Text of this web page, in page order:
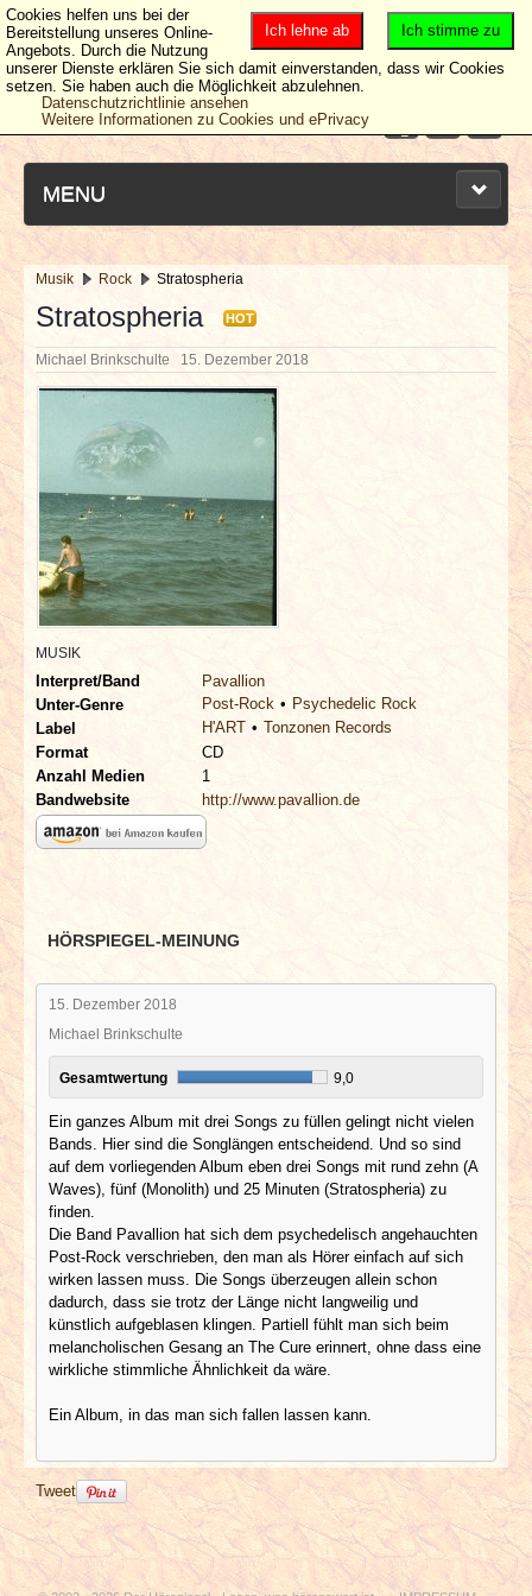
MENU
NEUESTE ARTIKEL
NEWS & DATES
BERICHTE
VERLOSUNGEN
INTERVIEWS
SPECIALS
REDAKTION
LINKS
ARCHIV
Musik Rock Stratospheria
Stratospheria HOT
Michael Brinkschulte 15. Dezember 2018
MUSIK
Interpret/Band
Pavallion
Unter-Genre
Post-Rock
Psychedelic Rock
Label
H'ART
Tonzonen Records
Format
CD
Anzahl Medien
1
Bandwebsite
http://www.pavallion.de
HÖRSPIEGEL-MEINUNG
15. Dezember 2018
Michael Brinkschulte
Gesamtwertung 9,0
Ein ganzes Album mit drei Songs zu füllen gelingt nicht vielen
Bands. Hier sind die Songlängen entscheidend. Und so sind
auf dem vorliegenden Album eben drei Songs mit rund zehn (A
Waves), fünf (Monolith) und 25 Minuten (Stratospheria) zu
finden.
Die Band Pavallion hat sich dem psychedelisch angehauchten
Post-Rock verschrieben, den man als Hörer einfach auf sich
wirken lassen muss. Die Songs überzeugen allein schon
dadurch, dass sie trotz der Länge nicht langweilig und
künstlich aufgeblasen klingen. Partiell fühlt man sich beim
melancholischen Gesang an The Cure erinnert, ohne dass eine
wirkliche stimmliche Ähnlichkeit da wäre.
Ein Album, in das man sich fallen lassen kann.
Tweet
Ich stimme zu
Ich lehne ab
Cookies helfen uns bei der
Bereitstellung unseres Online-
Angebots. Durch die Nutzung
unserer Dienste erklären Sie sich damit einverstanden, dass wir Cookies
setzen. Sie haben auch die Möglichkeit abzulehnen.
Datenschutzrichtlinie ansehen
Weitere Informationen zu Cookies und ePrivacy